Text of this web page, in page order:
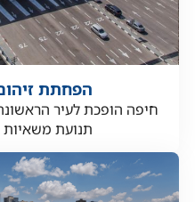
הפחתת
חיפה הופכת לעיר
תנועת